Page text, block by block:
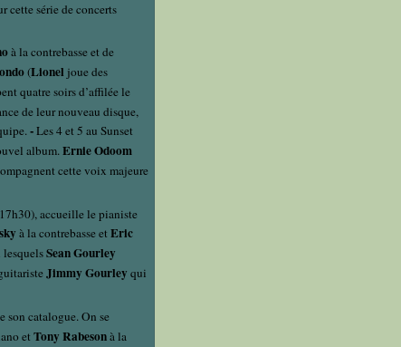
cette série de concerts
à la contrebasse et de
(Lionel joue des
quatre soirs d’affilée le
de leur nouveau disque,
-Les 4 et 5 au Sunset
album.Ernie Odoom
cette voix majeure
accueille le pianiste
à la contrebasse et Eric
lesquelsSean Gourley
Jimmy Gourley qui
son catalogue. On se
et Tony Rabesonà la